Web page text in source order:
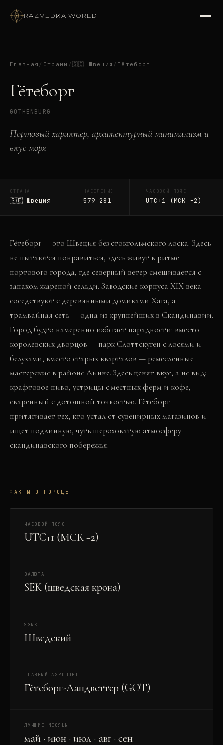
RAZVEDKA·WORLD
Главная / Страны /🇸🇪 Швеция / Гётеборг
Гётеборг
GOTHENBURG
Портовый характер, архитектурный минимализм и
вкус моря
СТРАНА
🇸🇪 Швеция
НАСЕЛЕНИЕ
579 281
ЧАСОВОЙ ПОЯС
UTC+1 (МСК −2)
Гётеборг — это Швеция без стокгольмского лоска. Здесь
не пытаются понравиться, здесь живут в ритме
портового города, где северный ветер смешивается с
запахом жареной сельди. Заводские корпуса XIX века
соседствуют с деревянными домиками Хага, а
трамвайная сеть — одна из крупнейших в Скандинавии.
Город будто намеренно избегает парадности: вместо
королевских дворцов — парк Слоттскуген с лосями и
белухами, вместо старых кварталов — ремесленные
мастерские в районе Линне. Здесь ценят вкус, а не вид:
крафтовое пиво, устрицы с местных ферм и кофе,
сваренный с дотошной точностью. Гётеборг
притягивает тех, кто устал от сувенирных магазинов и
ищет подлинную, чуть шероховатую атмосферу
скандинавского побережья.
ФАКТЫ О ГОРОДЕ
ЧАСОВОЙ ПОЯС
UTC+1 (МСК −2)
ВАЛЮТА
SEK (шведская крона)
ЯЗЫК
Шведский
ГЛАВНЫЙ АЭРОПОРТ
Гётеборг-Ландветтер (GOT)
ЛУЧШИЕ МЕСЯЦЫ
май · июн · июл · авг · сен